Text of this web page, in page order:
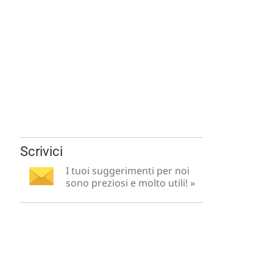
Scrivici
I tuoi suggerimenti per noi
sono preziosi e molto utili! »